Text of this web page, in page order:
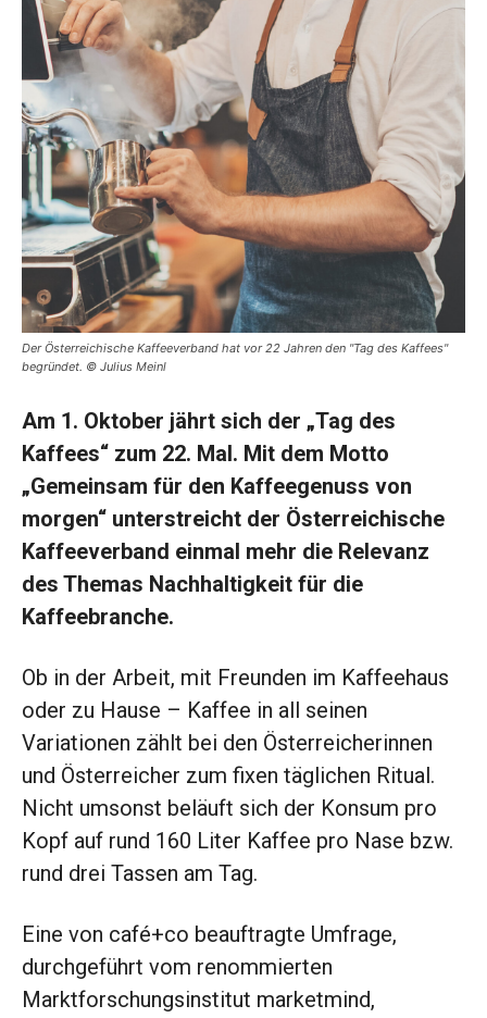
Der Österreichische Kaffeeverband hat vor 22 Jahren den "Tag des Kaffees"
begründet. © Julius Meinl
Am 1. Oktober jährt sich der „Tag des
Kaffees“ zum 22. Mal. Mit dem Motto
„Gemeinsam für den Kaffeegenuss von
morgen“ unterstreicht der Österreichische
Kaffeeverband einmal mehr die Relevanz
des Themas Nachhaltigkeit für die
Kaffeebranche.
Ob in der Arbeit, mit Freunden im Kaffeehaus
oder zu Hause – Kaffee in all seinen
Variationen zählt bei den Österreicherinnen
und Österreicher zum fixen täglichen Ritual.
Nicht umsonst beläuft sich der Konsum pro
Kopf auf rund 160 Liter Kaffee pro Nase bzw.
rund drei Tassen am Tag.
Eine von café+co beauftragte Umfrage,
durchgeführt vom renommierten
Marktforschungsinstitut marketmind,